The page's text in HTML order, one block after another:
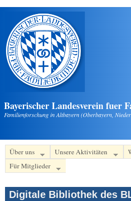
Direkt zum Inhalt
Bayerischer Landesverein fuer
Familienforschung in Altbayern (Oberbayern,
Über uns Unsere Aktivitäten
Für Mitglieder
Digitale Bibliothek des